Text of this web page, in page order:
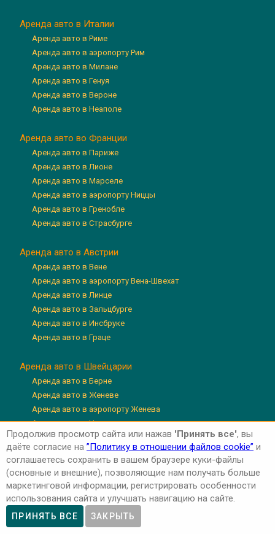
Аренда авто в Италии
Аренда авто в Риме
Аренда авто в аэропорту Рим
Аренда авто в Милане
Аренда авто в Генуя
Аренда авто в Вероне
Аренда авто в Неаполе
Аренда авто во Франции
Аренда авто в Париже
Аренда авто в Лионе
Аренда авто в Марселе
Аренда авто в аэропорту Ниццы
Аренда авто в Гренобле
Аренда авто в Страсбурге
Аренда авто в Австрии
Аренда авто в Вене
Аренда авто в аэропорту Вена-Швехат
Аренда авто в Линце
Аренда авто в Зальцбурге
Аренда авто в Инсбруке
Аренда авто в Граце
Аренда авто в Швейцарии
Аренда авто в Берне
Аренда авто в Женеве
Аренда авто в аэропорту Женева
Аренда авто в Цюрихе
Аренда авто в аэропорту Цюрих
Аренда авто в Люцерне
Авторские права © 2026 'Авто-Аренда'
Privacy Policy
Cookie Policy
Продолжив просмотр сайта или нажав 'Принять все', вы
даёте согласие на ”Политику в отношении файлов cookie” и
соглашаетесь сохранить в вашем браузере куки-файлы
(основные и внешние), позволяющие нам получать больше
маркетинговой информации, регистрировать особенности
использования сайта и улучшать навигацию на сайте.
ПРИНЯТЬ ВСЕ ЗАКРЫТЬ